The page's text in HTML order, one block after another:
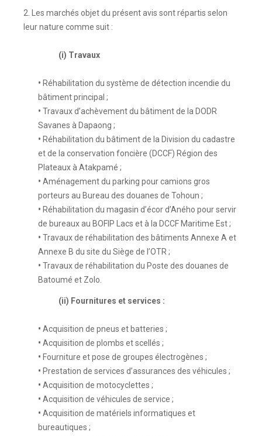
2. Les marchés objet du présent avis sont répartis selon
leur nature comme suit :
(i) Travaux
• Réhabilitation du système de détection incendie du
bâtiment principal ;
• Travaux d’achèvement du bâtiment de la DODR
Savanes à Dapaong ;
• Réhabilitation du bâtiment de la Division du cadastre
et de la conservation foncière (DCCF) Région des
Plateaux à Atakpamé ;
• Aménagement du parking pour camions gros
porteurs au Bureau des douanes de Tohoun ;
• Réhabilitation du magasin d’écor d’Aného pour servir
de bureaux au BOFIP Lacs et à la DCCF Maritime Est ;
• Travaux de réhabilitation des bâtiments Annexe A et
Annexe B du site du Siège de l’OTR ;
• Travaux de réhabilitation du Poste des douanes de
Batoumé et Zolo.
(ii) Fournitures et services :
• Acquisition de pneus et batteries ;
• Acquisition de plombs et scellés ;
• Fourniture et pose de groupes électrogènes ;
• Prestation de services d’assurances des véhicules ;
• Acquisition de motocyclettes ;
• Acquisition de véhicules de service ;
• Acquisition de matériels informatiques et
bureautiques ;